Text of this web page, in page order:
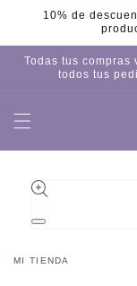
directamente
10% de
Todas tus compras
todos tus
directamente
a la
del producto
Abrir
multimedia
1
MI TIENDA